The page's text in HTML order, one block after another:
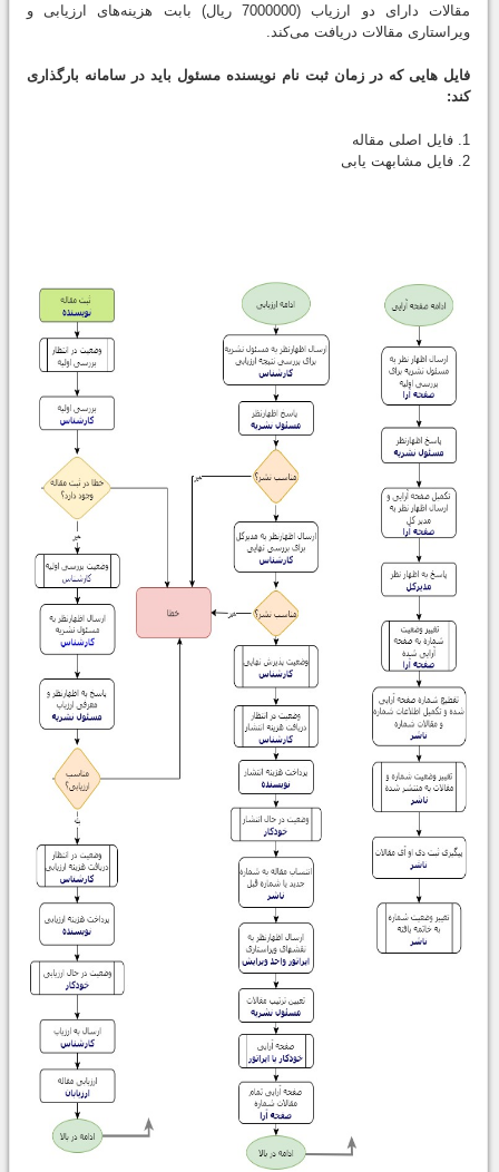
مقالات دارای دو ارزیاب (7000000 ریال) بابت هزینه‌های ارزیابی و
ویراستاری مقالات دریافت می‌کند.
فایل هایی که در زمان ثبت نام نویسنده مسئول باید در سامانه بارگذاری
کند:
1. فایل اصلی مقاله
2. فایل مشابهت یابی